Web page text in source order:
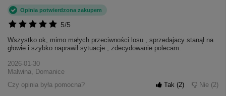
5/5
Opinia potwierdzona zakupem
Wszystko ok, mimo małych przeciwności losu , sprzedajacy stanął na
głowie i szybko naprawił sytuacje , zdecydowanie polecam.
2026-01-30
Malwina, Domanice
Czy opinia była pomocna?
Tak 2 Nie 2